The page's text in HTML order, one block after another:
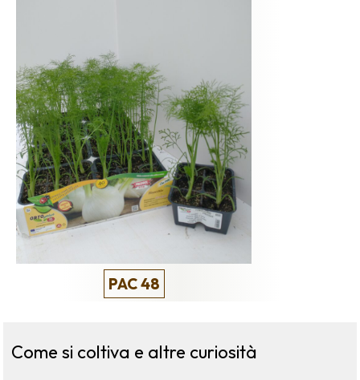
PAC 48
Come si coltiva e altre curiosità